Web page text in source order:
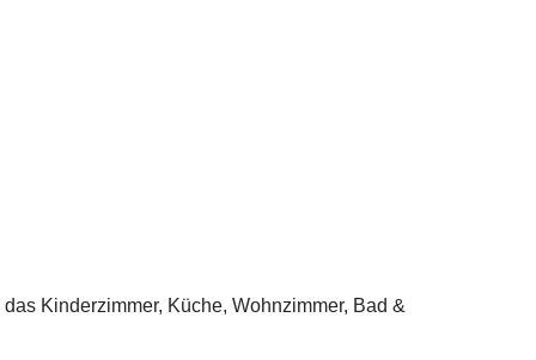
Kinderzimmer, Küche, Wohnzimmer, Bad &